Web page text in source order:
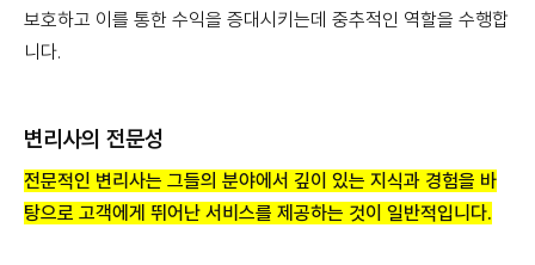
보호하고 이를 통한 수익을 증대시키는데 중추적인 역할을 수행합
니다.
변리사의 전문성
전문적인 변리사는 그들의 분야에서 깊이 있는 지식과 경험을 바
탕으로 고객에게 뛰어난 서비스를 제공하는 것이 일반적입니다.